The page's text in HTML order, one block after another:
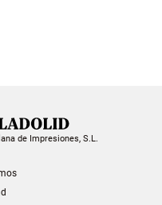
de Impresiones, S.L.